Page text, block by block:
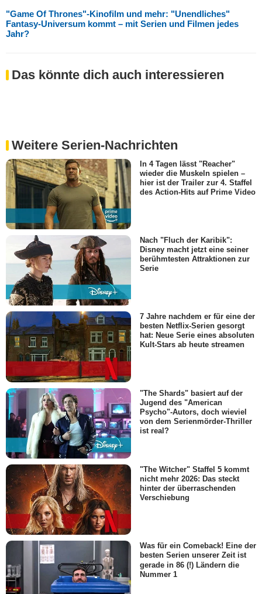
"Game Of Thrones"-Kinofilm und mehr: "Unendliches"
Fantasy-Universum kommt – mit Serien und Filmen jedes
Jahr?
Das könnte dich auch interessieren
Weitere Serien-Nachrichten
In 4 Tagen lässt "Reacher"
wieder die Muskeln spielen –
hier ist der Trailer zur 4. Staffel
des Action-Hits auf Prime Video
Nach "Fluch der Karibik":
Disney macht jetzt eine seiner
berühmtesten Attraktionen zur
Serie
7 Jahre nachdem er für eine der
besten Netflix-Serien gesorgt
hat: Neue Serie eines absoluten
Kult-Stars ab heute streamen
"The Shards" basiert auf der
Jugend des "American
Psycho"-Autors, doch wieviel
von dem Serienmörder-Thriller
ist real?
"The Witcher" Staffel 5 kommt
nicht mehr 2026: Das steckt
hinter der überraschenden
Verschiebung
Was für ein Comeback! Eine der
besten Serien unserer Zeit ist
gerade in 86 (!) Ländern die
Nummer 1